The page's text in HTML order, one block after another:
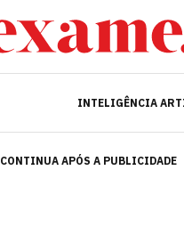
INTELIGÊNCIA
INTELIGÊNCIA
CONTINUA APÓS A PUBLICIDADE